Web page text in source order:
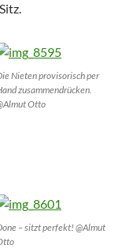
Nieten provisorisch per
zusammendrücken.
Otto
– sitzt perfekt! @Almut